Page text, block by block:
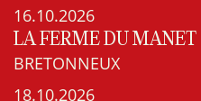
16.10.2026
LA FERME DU MANET
BRETONNEUX
18.10.2026